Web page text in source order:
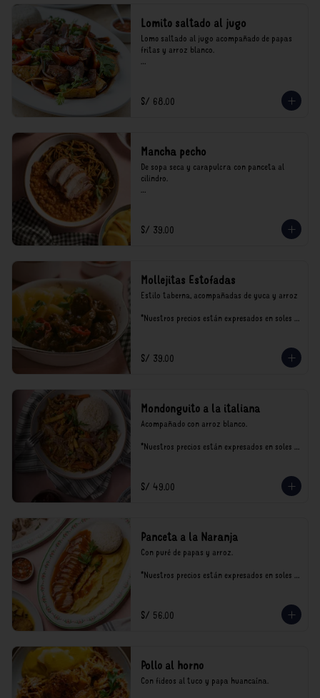
Lomito saltado al jugo
Lomo saltado al jugo acompañado de papas
fritas y arroz blanco.
consumo.
S/ 68.00
Mancha pecho
De sopa seca y carapulcra con panceta al
cilindro.
consumo.
S/ 39.00
Mollejitas Estofadas
Estilo taberna, acompañadas de yuca y arroz
*Nuestros precios están expresados en soles e
S/ 39.00
Mondonguito a la italiana
Acompañado con arroz blanco.
*Nuestros precios están expresados en soles e
S/ 49.00
Panceta a la Naranja
Con puré de papas y arroz.
*Nuestros precios están expresados en soles e
S/ 56.00
Pollo al horno
Con fideos al tuco y papa huancaína.